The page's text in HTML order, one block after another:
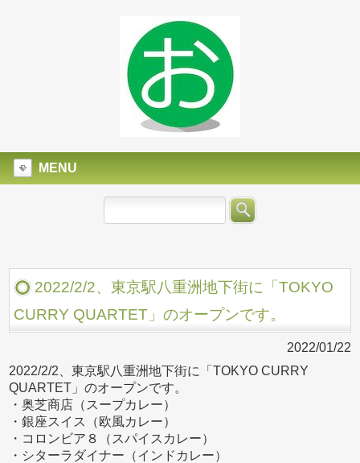
MENU
2022/2/2、東京駅八重洲地下街に「TOKYO
CURRY QUARTET」のオープンです。
2022/01/22
2022/2/2、東京駅八重洲地下街に「TOKYO CURRY
QUARTET」のオープンです。
・奥芝商店（スープカレー）
・銀座スイス（欧風カレー）
・コロンビア８（スパイスカレー）
・シターラダイナー（インドカレー）